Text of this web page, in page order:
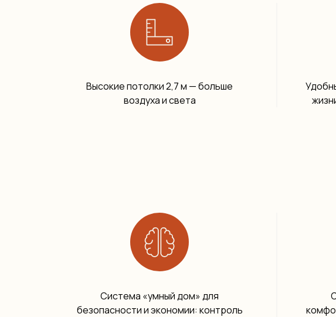
Высокие потолки 2,7 м — больше
воздуха и света
Система «умный дом» для
безопасности и экономии: контроль